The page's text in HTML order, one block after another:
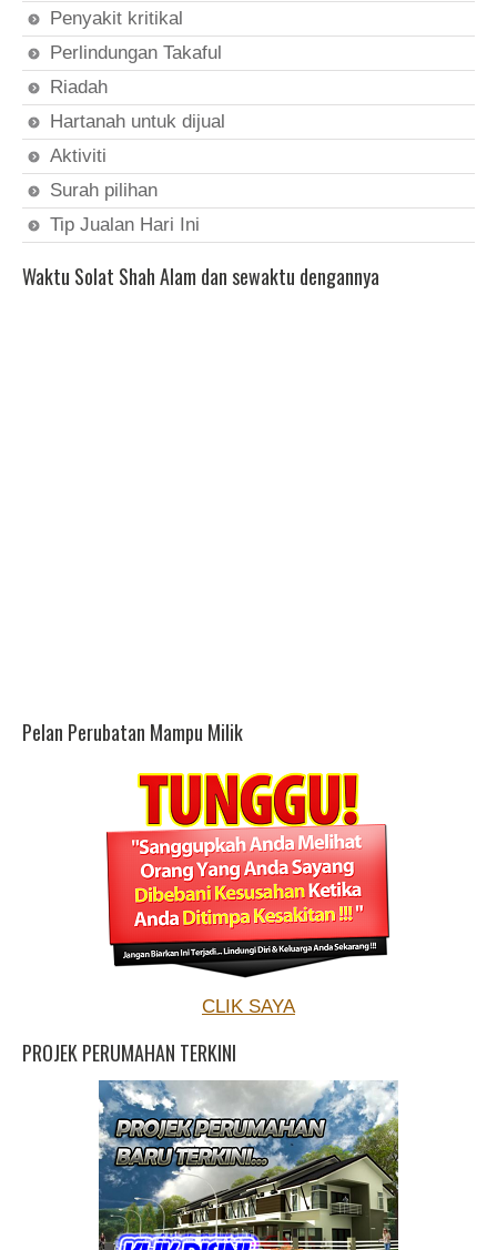
Penyakit kritikal
Perlindungan Takaful
Riadah
Hartanah untuk dijual
Aktiviti
Surah pilihan
Tip Jualan Hari Ini
Waktu Solat Shah Alam dan sewaktu dengannya
Pelan Perubatan Mampu Milik
CLIK SAYA
PROJEK PERUMAHAN TERKINI